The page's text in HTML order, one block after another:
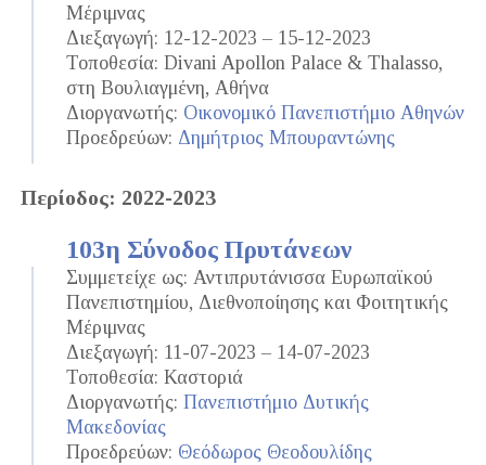
Μέριμνας
Διεξαγωγή: 12-12-2023 – 15-12-2023
Τοποθεσία: Divani Apollon Palace & Thalasso,
στη Βουλιαγμένη, Αθήνα
Διοργανωτής: Οικονομικό Πανεπιστήμιο Αθηνών
Προεδρεύων: Δημήτριος Μπουραντώνης
Περίοδος: 2022-2023
103η Σύνοδος Πρυτάνεων
Συμμετείχε ως: Αντιπρυτάνισσα Ευρωπαϊκού
Πανεπιστημίου, Διεθνοποίησης και Φοιτητικής
Μέριμνας
Διεξαγωγή: 11-07-2023 – 14-07-2023
Τοποθεσία: Καστοριά
Διοργανωτής: Πανεπιστήμιο Δυτικής
Μακεδονίας
Προεδρεύων: Θεόδωρος Θεοδουλίδης